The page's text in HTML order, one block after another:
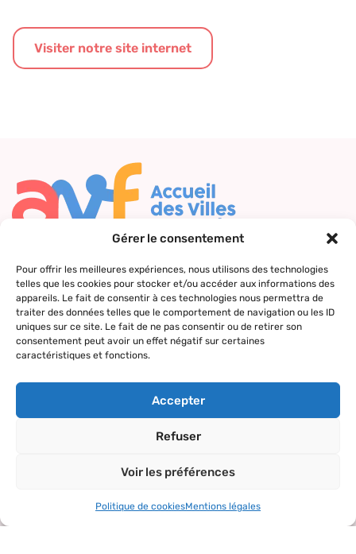
Gérer le consentement
Pour offrir les meilleures expériences, nous utilisons des technologies
telles que les cookies pour stocker et/ou accéder aux informations des
appareils. Le fait de consentir à ces technologies nous permettra de
traiter des données telles que le comportement de navigation ou les ID
uniques sur ce site. Le fait de ne pas consentir ou de retirer son
consentement peut avoir un effet négatif sur certaines
caractéristiques et fonctions.
Accepter
Refuser
Voir les préférences
Politique de cookiesMentions légales
Visiter notre site internet
Nous contacter
Qui sommes-
nous ?
Nos valeurs
La charte AVF
Nos actions
Accueil des
nouveaux
arrivants
Rencontres
Activités et
Le réseau
AVF
Répertoire
des AVF
réseau
Suivez-nous